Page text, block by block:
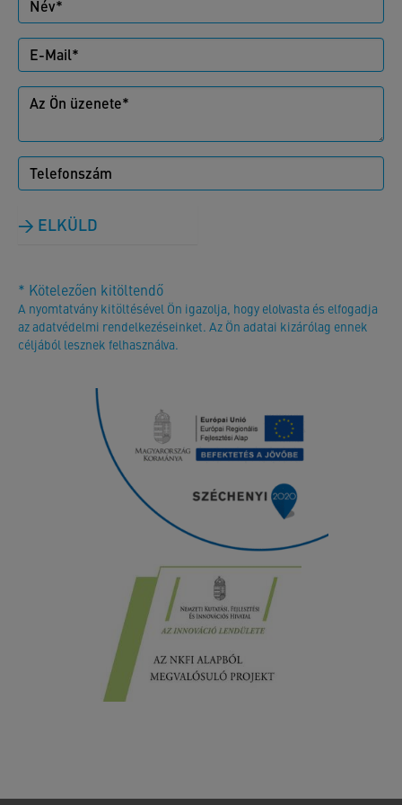
ELKÜLD
* Kötelezően kitöltendő
A nyomtatvány kitöltésével Ön igazolja, hogy elolvasta és elfogadja
az adatvédelmi rendelkezéseinket. Az Ön adatai kizárólag ennek
céljából lesznek felhasználva.